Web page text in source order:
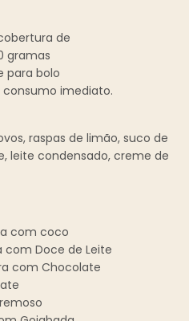
de
gramas
para bolo
imediato.
raspas de limão, suco de
leite condensado, creme de
com coco
com Doce de Leite
com Chocolate